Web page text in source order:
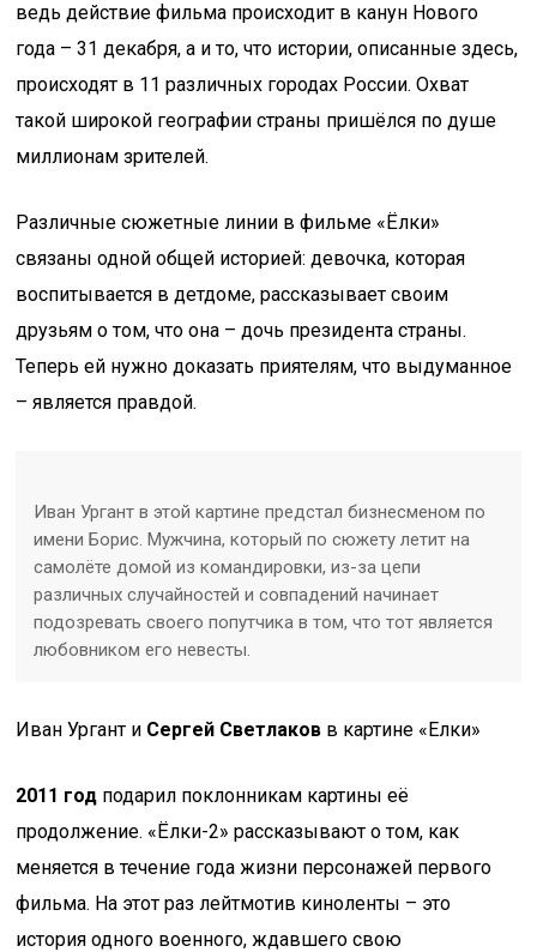
ведь действие фильма происходит в канун Нового
года – 31 декабря, а и то, что истории, описанные здесь,
происходят в 11 различных городах России. Охват
такой широкой географии страны пришёлся по душе
миллионам зрителей.
Различные сюжетные линии в фильме «Ёлки»
связаны одной общей историей: девочка, которая
воспитывается в детдоме, рассказывает своим
друзьям о том, что она – дочь президента страны.
Теперь ей нужно доказать приятелям, что выдуманное
– является правдой.
Иван Ургант в этой картине предстал бизнесменом по
имени Борис. Мужчина, который по сюжету летит на
самолёте домой из командировки, из-за цепи
различных случайностей и совпадений начинает
подозревать своего попутчика в том, что тот является
любовником его невесты.
Иван Ургант и Сергей Светлаков в картине «Елки»
2011 год подарил поклонникам картины её
продолжение. «Ёлки-2» рассказывают о том, как
меняется в течение года жизни персонажей первого
фильма. На этот раз лейтмотив киноленты – это
история одного военного, ждавшего свою